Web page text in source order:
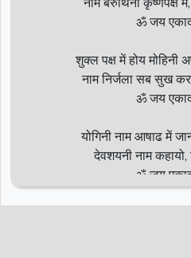
ॐ जय
शुक्ल पक्ष में होय मोहिनी
नाम निर्जला सब सुख
ॐ जय
योगिनी नाम आषाढ में
देवशयनी नाम
ॐ जय